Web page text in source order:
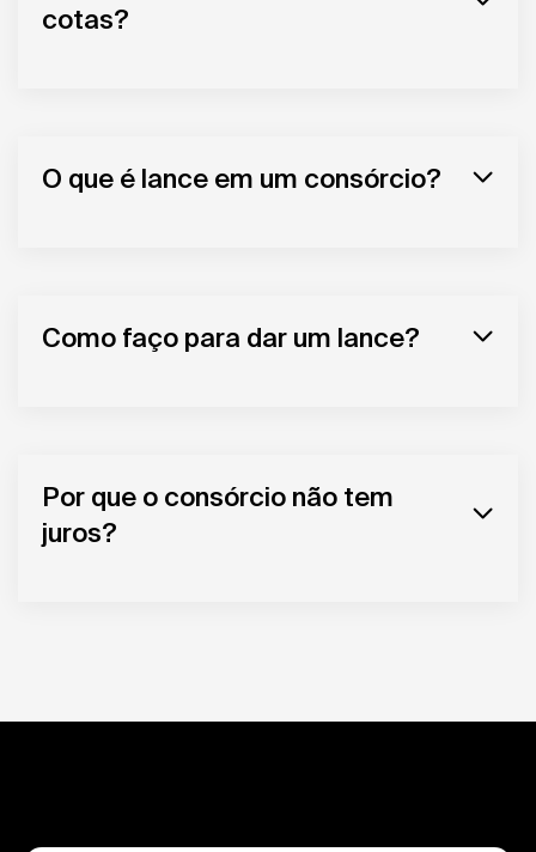
cotas?
O que é lance em um consórcio?
Como faço para dar um lance?
Por que o consórcio não tem
juros?